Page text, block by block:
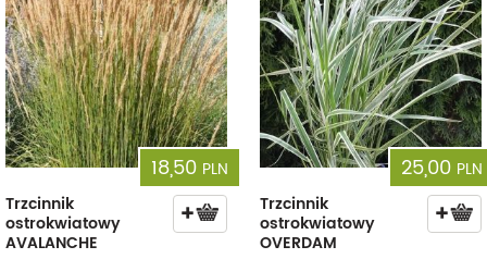
18,50 PLN
Trzcinnik
ostrokwiatowy
AVALANCHE
25,00 PLN
Trzcinnik
ostrokwiatowy
OVERDAM